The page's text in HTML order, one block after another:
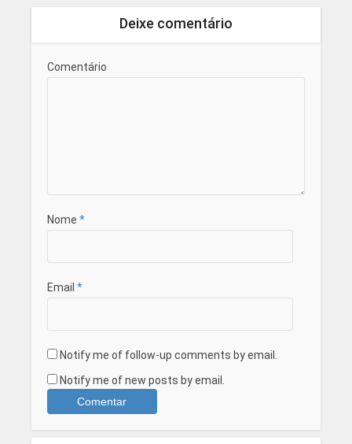
Deixe comentário
Comentário
Nome *
Email *
Notify me of follow-up comments by email.
Notify me of new posts by email.